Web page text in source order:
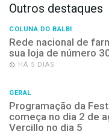
Outros destaques
COLUNA DO BALBI
Rede nacional de
sua loja de número
HÁ 5 DIAS
GERAL
Programação da
começa no dia 2 de
Vercillo no dia 5